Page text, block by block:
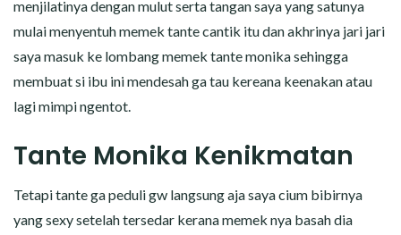
menjilatinya dengan mulut serta tangan saya yang satunya
mulai menyentuh memek tante cantik itu dan akhrinya jari jari
saya masuk ke lombang memek tante monika sehingga
membuat si ibu ini mendesah ga tau kereana keenakan atau
lagi mimpi ngentot.
Tante Monika Kenikmatan
Tetapi tante ga peduli gw langsung aja saya cium bibirnya
yang sexy setelah tersedar kerana memek nya basah dia